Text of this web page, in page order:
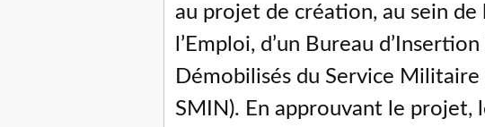
au projet de création, au sein de
l’Emploi, d’un Bureau
Démobilisés du Service
SMIN). En approuvant le projet,